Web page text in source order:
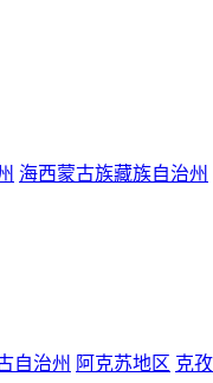
海西蒙古族藏族自治州
自治州 阿克苏地区 克